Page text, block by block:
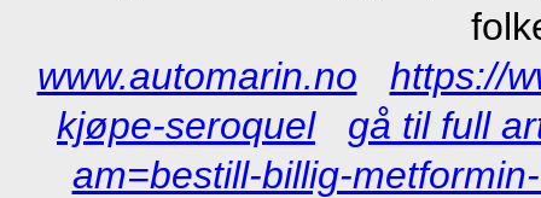
www.automarin.no
https://
kjøpe-seroquel
gå til full
am=bestill-billig-